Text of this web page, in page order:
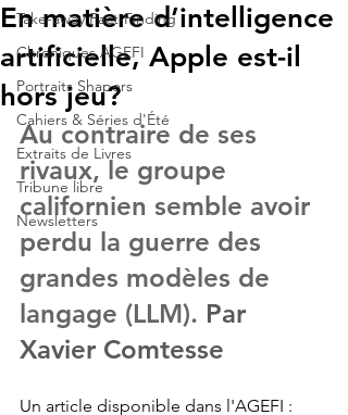
Take-away Fact-Finding
Chroniques AGEFI
Portraits Shapers
Cahiers & Séries d'Été
Extraits de Livres
Tribune libre
Newsletters
En matière d’intelligence
artificielle, Apple est-il
hors jeu?
Au contraire de ses
rivaux, le groupe
californien semble avoir
perdu la guerre des
grandes modèles de
langage (LLM). Par
Xavier Comtesse
Un article disponible dans l'AGEFI :